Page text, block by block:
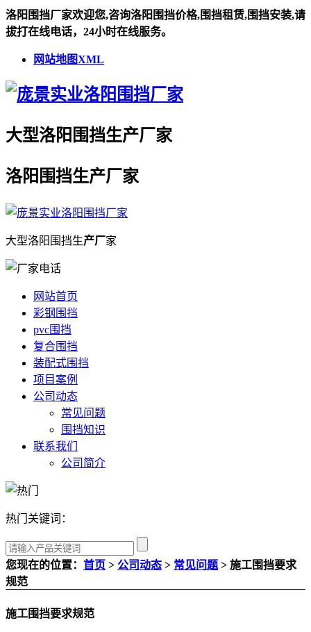
洛阳围挡厂家欢迎您,咨询洛阳围挡价格,围挡租赁,围挡安装,请
拔打在线电话，24小时在线服务。
网站地图XML
大型洛阳围挡生产厂家
洛阳围挡生产厂家
大型洛阳围挡生产厂家
网站首页
彩钢围挡
pvc围挡
复合围挡
装配式围挡
项目案例
公司动态
常见问题
围挡知识
联系我们
公司简介
热门关键词：
您现在的位置： 首页 > 公司动态 > 常见问题 > 施工围挡要求
规范
施工围挡要求规范